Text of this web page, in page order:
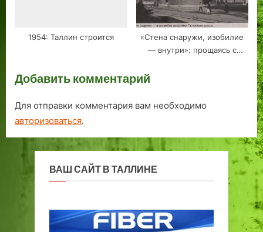
1954: Таллин строится
«Стена снаружи, изобилие
— внутри»: прощаясь с
Добавить комментарий
Для отправки комментария вам необходимо
авторизоваться.
ВАШ САЙТ В ТАЛЛИНЕ